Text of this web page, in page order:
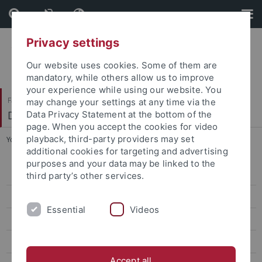
Skip
to
content
Skip
to
footer
Faculty of Science
Department of Physics
You are here: Home ... Informationen
Team
Informationen
Privacy settings
Our website uses cookies. Some of them are
mandatory, while others allow us to improve
your experience while using our website. You
may change your settings at any time via the
Data Privacy Statement at the bottom of the
page. When you accept the cookies for video
playback, third-party providers may set
additional cookies for targeting and advertising
purposes and your data may be linked to the
third party’s other services.
Essential Videos